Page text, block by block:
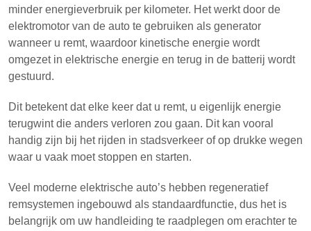
minder energieverbruik per kilometer. Het werkt door de
elektromotor van de auto te gebruiken als generator
wanneer u remt, waardoor kinetische energie wordt
omgezet in elektrische energie en terug in de batterij wordt
gestuurd.
Dit betekent dat elke keer dat u remt, u eigenlijk energie
terugwint die anders verloren zou gaan. Dit kan vooral
handig zijn bij het rijden in stadsverkeer of op drukke wegen
waar u vaak moet stoppen en starten.
Veel moderne elektrische auto’s hebben regeneratief
remsystemen ingebouwd als standaardfunctie, dus het is
belangrijk om uw handleiding te raadplegen om erachter te